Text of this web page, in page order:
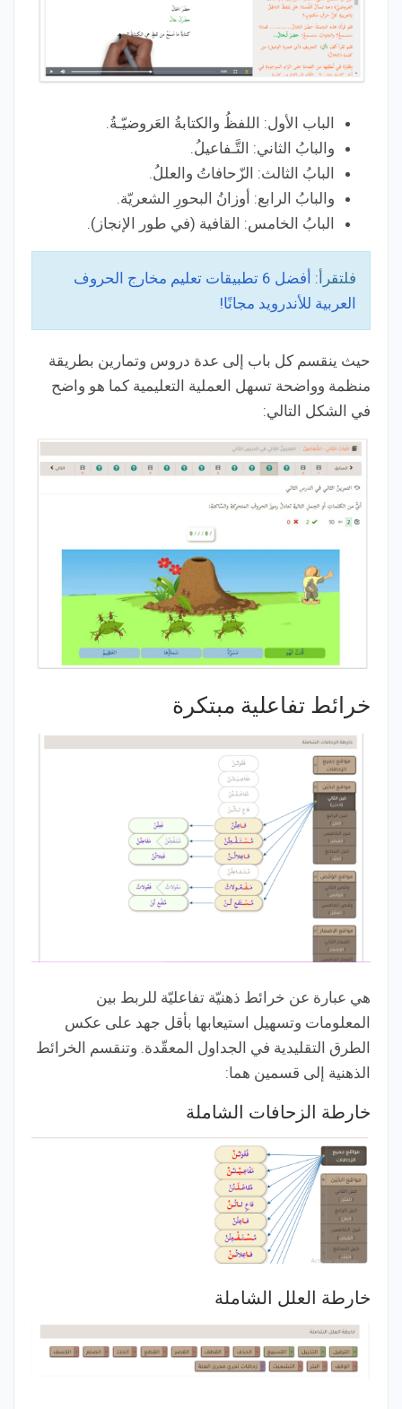
الباب الأول: اللفظُ والكتابةُ العَروضيّـةُ.
والبابُ الثاني: التَّـفاعيلُ.
البابُ الثالث: الزّحافاتُ والعللُ.
والبابُ الرابع: أوزانُ البحورِ الشعريّة.
البابُ الخامس: القافية (في طور الإنجاز).
فلتقرأ:
أفضل 6 تطبيقات تعليم مخارج الحروف
العربية للأندرويد مجانًا!
حيث ينقسم كل باب إلى عدة دروس وتمارين بطريقة
منظمة وواضحة تسهل العملية التعليمية كما هو واضح
في الشكل التالي:
خرائط تفاعلية مبتكرة
هي عبارة عن خرائط ذهنيّة تفاعليّة للربط بين
المعلومات وتسهيل استيعابها بأقل جهد على عكس
الطرق التقليدية في الجداول المعقّدة. وتنقسم الخرائط
الذهنية إلى قسمين هما:
خارطة الزحافات الشاملة
خارطة العلل الشاملة